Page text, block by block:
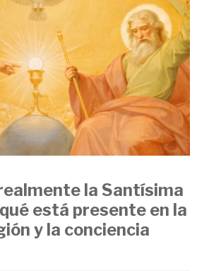
la Santísima
está presente en la
y la conciencia